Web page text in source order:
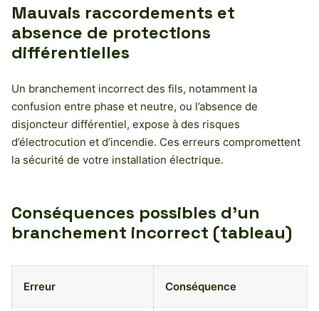
Mauvais raccordements et
absence de protections
différentielles
Un branchement incorrect des fils, notamment la
confusion entre phase et neutre, ou l’absence de
disjoncteur différentiel, expose à des risques
d’électrocution et d’incendie. Ces erreurs compromettent
la sécurité de votre installation électrique.
Conséquences possibles d’un
branchement incorrect (tableau)
Erreur Conséquence